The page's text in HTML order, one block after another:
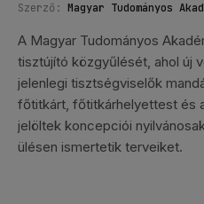
Szerző: Magyar Tudományos
A Magyar Tudományos
tisztújító közgyűlését, ahol új
jelenlegi tisztségviselők
főtitkárt, főtitkárhelyettest és
jelöltek koncepciói
ülésen ismertetik terveiket.